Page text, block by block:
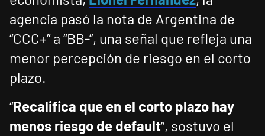
agencia pasó la nota de Argentina de
“CCC+” a “BB-”, una señal que refleja una
menor percepción de riesgo en el corto
plazo.
“Recalifica que en el corto plazo hay
menos riesgo de default”, sostuvo el